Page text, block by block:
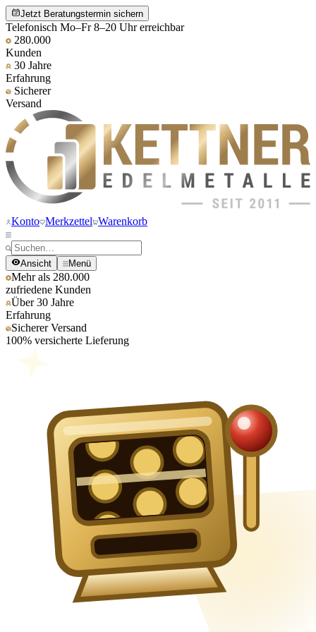
Jetzt Beratungstermin sichern
Telefonisch Mo–Fr 8–20 Uhr erreichbar
280.000
Kunden
30 Jahre
Erfahrung
Sicherer
Versand
Konto Merkzettel Warenkorb
Ansicht Menü
Mehr als 280.000
zufriedene Kunden
Über 30 Jahre
Erfahrung
Sicherer Versand
100% versicherte Lieferung